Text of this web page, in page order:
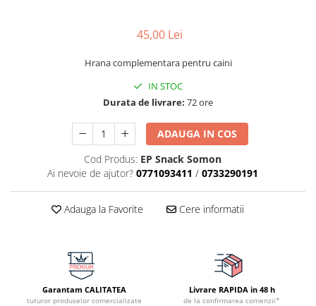
45,00 Lei
Hrana complementara pentru caini
IN STOC
Durata de livrare: 72 ore
ADAUGA IN COS
Cod Produs: EP Snack Somon
Ai nevoie de ajutor? 0771093411 / 0733290191
Adauga la Favorite Cere informatii
Garantam CALITATEA
tuturor produselor comercializate
Livrare RAPIDA in 48 h
de la confirmarea comenzii*